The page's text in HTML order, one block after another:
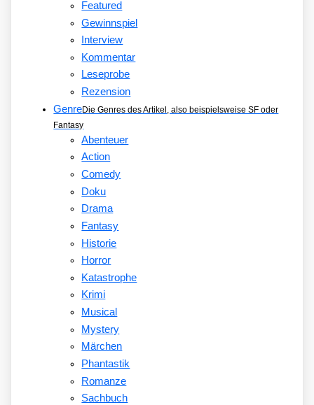
Featured
Gewinnspiel
Interview
Kommentar
Leseprobe
Rezension
GenreDie Genres des Artikel, also beispielsweise SF oder
Fantasy
Abenteuer
Action
Comedy
Doku
Drama
Fantasy
Historie
Horror
Katastrophe
Krimi
Musical
Mystery
Märchen
Phantastik
Romanze
Sachbuch